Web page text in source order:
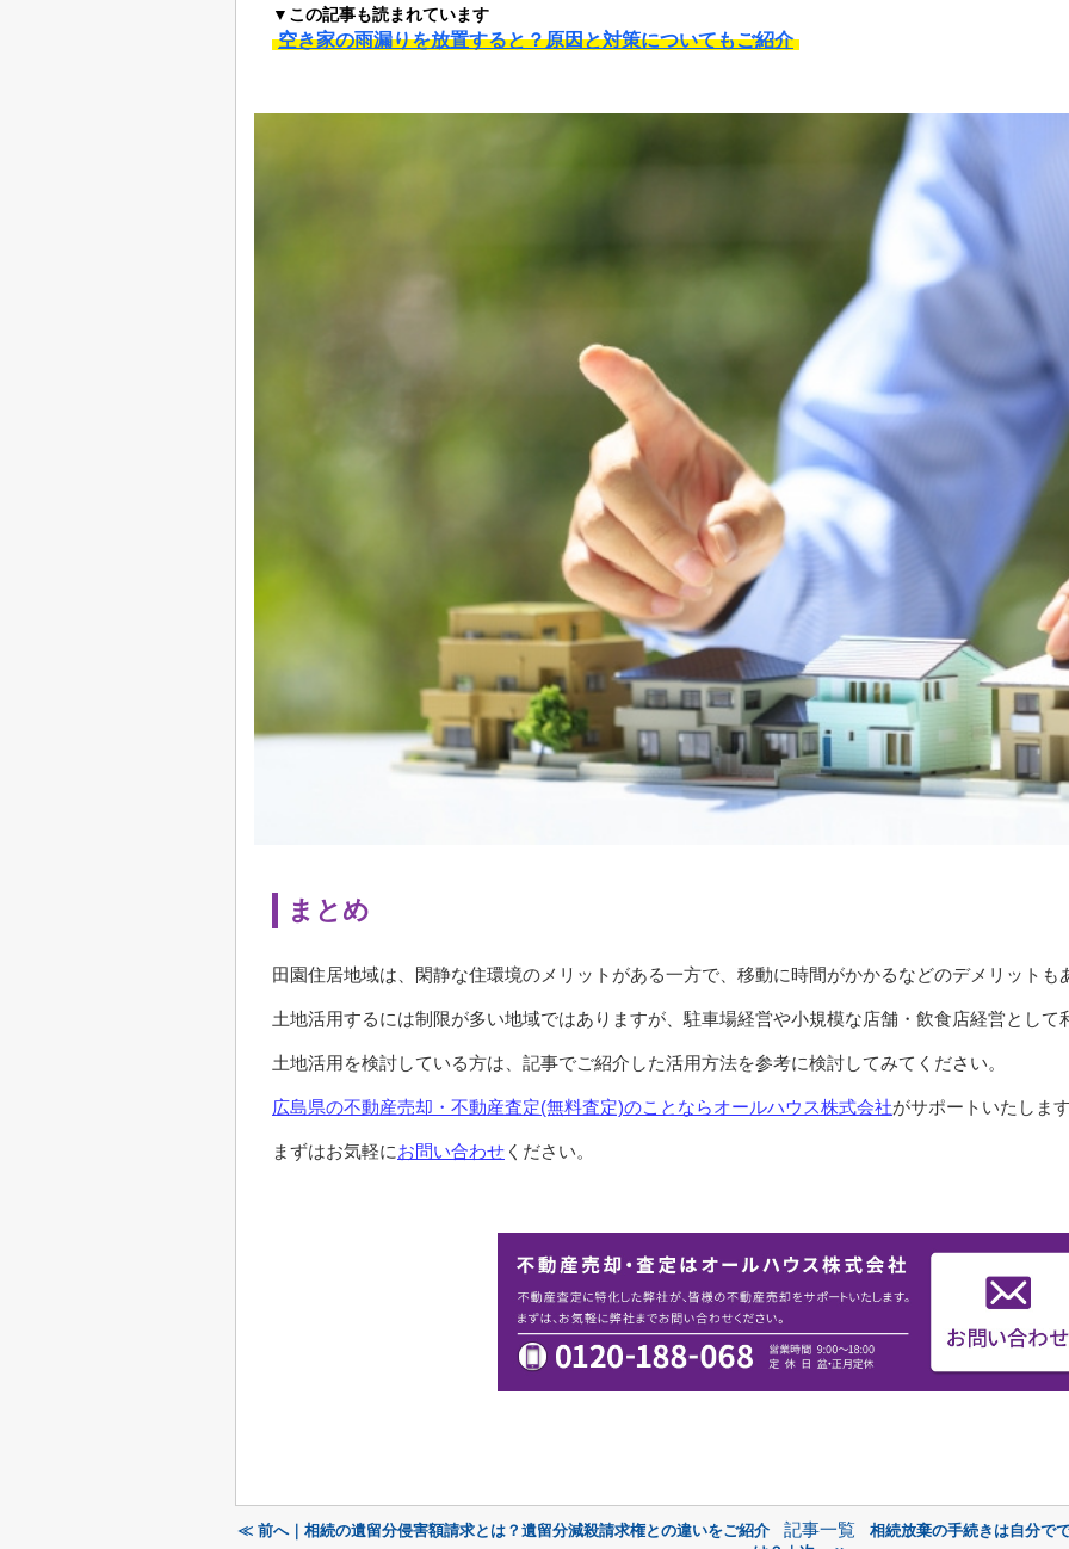
▼この記事も読まれています
空き家の雨漏りを放置すると？原因と対策についてもご紹介
まとめ
田園住居地域は、閑静な住環境のメリットがある一方で、移動に時間がかかるなどのデメリットも
土地活用するには制限が多い地域ではありますが、駐車場経営や小規模な店舗・飲食店経営として
土地活用を検討している方は、記事でご紹介した活用方法を参考に検討してみてください。
広島県の不動産売却・不動産査定(無料査定)のことならオールハウス株式会社がサポートいたします
まずはお気軽にお問い合わせ ください。
≪ 前へ｜相続の遺留分侵害額請求とは？遺留分減殺請求権との違いをご紹介 記事一覧
相続放棄の手続きは自分で